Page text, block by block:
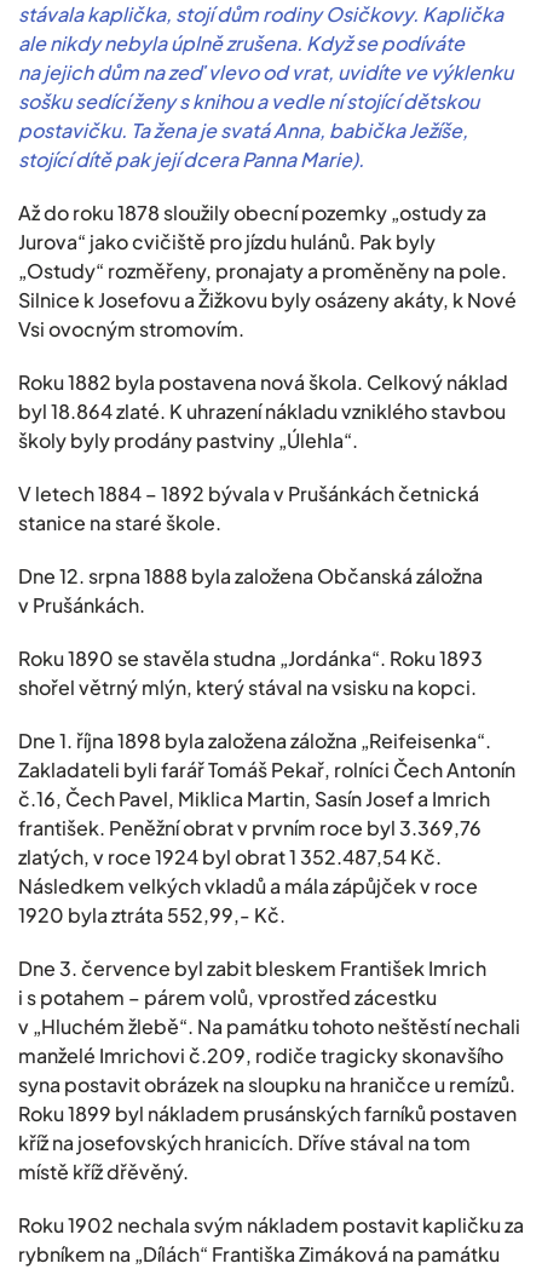
stávala kaplička, stojí dům rodiny Osičkovy. Kaplička
ale nikdy nebyla úplně zrušena. Když se podíváte
na jejich dům na zeď vlevo od vrat, uvidíte ve výklenku
sošku sedící ženy s knihou a vedle ní stojící dětskou
postavičku. Ta žena je svatá Anna, babička Ježíše,
stojící dítě pak její dcera Panna Marie).
Až do roku 1878 sloužily obecní pozemky „ostudy za
Jurova“ jako cvičiště pro jízdu hulánů. Pak byly
„Ostudy“ rozměřeny, pronajaty a proměněny na pole.
Silnice k Josefovu a Žižkovu byly osázeny akáty, k Nové
Vsi ovocným stromovím.
Roku 1882 byla postavena nová škola. Celkový náklad
byl 18.864 zlaté. K uhrazení nákladu vzniklého stavbou
školy byly prodány pastviny „Úlehla“.
V letech 1884 – 1892 bývala v Prušánkách četnická
stanice na staré škole.
Dne 12. srpna 1888 byla založena Občanská záložna
v Prušánkách.
Roku 1890 se stavěla studna „Jordánka“. Roku 1893
shořel větrný mlýn, který stával na vsisku na kopci.
Dne 1. října 1898 byla založena záložna „Reifeisenka“.
Zakladateli byli farář Tomáš Pekař, rolníci Čech Antonín
č.16, Čech Pavel, Miklica Martin, Sasín Josef a Imrich
františek. Peněžní obrat v prvním roce byl 3.369,76
zlatých, v roce 1924 byl obrat 1 352.487,54 Kč.
Následkem velkých vkladů a mála zápůjček v roce
1920 byla ztráta 552,99,- Kč.
Dne 3. července byl zabit bleskem František Imrich
i s potahem – párem volů, vprostřed zácestku
v „Hluchém žlebě“. Na památku tohoto neštěstí nechali
manželé Imrichovi č.209, rodiče tragicky skonavšího
syna postavit obrázek na sloupku na hraničce u remízů.
Roku 1899 byl nákladem prusánských farníků postaven
kříž na josefovských hranicích. Dříve stával na tom
místě kříž dřěvěný.
Roku 1902 nechala svým nákladem postavit kapličku za
rybníkem na „Dílách“ Františka Zimáková na památku